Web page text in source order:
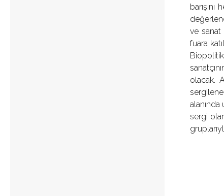
ve sanat
fuara
olacak.
alanında
sergi